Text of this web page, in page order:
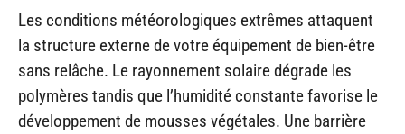
Les conditions météorologiques extrêmes attaquent
la structure externe de votre équipement de bien-être
sans relâche. Le rayonnement solaire dégrade les
polymères tandis que l’humidité constante favorise le
développement de mousses végétales. Une barrière